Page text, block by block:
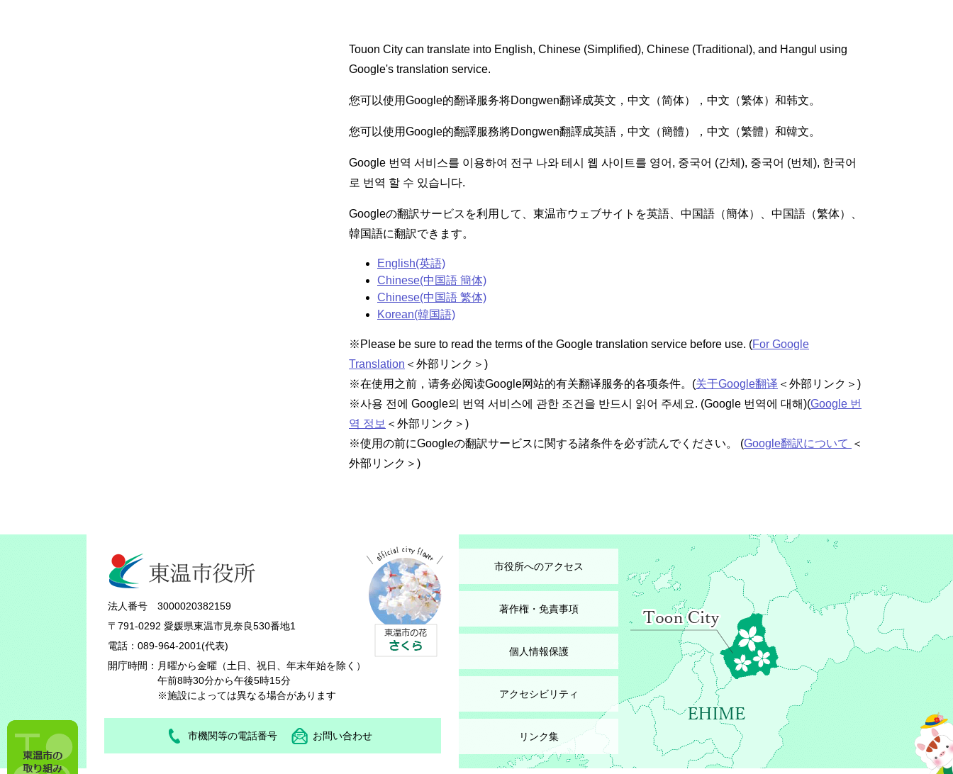
Touon City can translate into English, Chinese (Simplified), Chinese (Traditional), and Hangul using
Google's translation service.
您可以使用Google的翻译服务将Dongwen翻译成英文，中文（简体），中文（繁体）和韩文。
您可以使用Google的翻譯服務將Dongwen翻譯成英語，中文（簡體），中文（繁體）和韓文。
Google 번역 서비스를 이용하여 전구 나와 테시 웹 사이트를 영어, 중국어 (간체), 중국어 (번체), 한국어
로 번역 할 수 있습니다.
Googleの翻訳サービスを利用して、東温市ウェブサイトを英語、中国語（簡体）、中国語（繁体）、
韓国語に翻訳できます。
English(英語)
Chinese(中国語 簡体)
Chinese(中国語 繁体)
Korean(韓国語)
※Please be sure to read the terms of the Google translation service before use. (For Google
Translation ＜外部リンク＞ )
※在使用之前，请务必阅读Google网站的有关翻译服务的各项条件。(关于Google翻译 ＜外部リンク＞ )
※사용 전에 Google의 번역 서비스에 관한 조건을 반드시 읽어 주세요. (Google 번역에 대해)(Google 번
역 정보 ＜外部リンク＞ )
※使用の前にGoogleの翻訳サービスに関する諸条件を必ず読んでください。 (Google翻訳について ＜
外部リンク＞ )
法人番号 3000020382159
〒791-0292 愛媛県東温市見奈良530番地1
電話：089-964-2001(代表)
開庁時間： 月曜から金曜（土日、祝日、年末年始を除く）
午前8時30分から午後5時15分
※施設によっては異なる場合があります
市機関等の電話番号 お問い合わせ
市役所へのアクセス
著作権・免責事項
個人情報保護
アクセシビリティ
リンク集